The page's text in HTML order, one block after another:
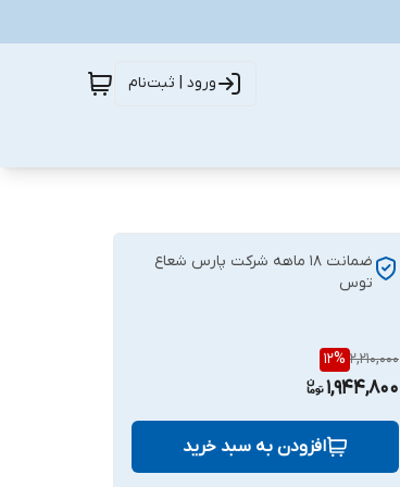
ورود | ثبت‌نام
ضمانت 18 ماهه شرکت پارس شعاع
توس
2,210,000
12%
1,944,800
افزودن به سبد خرید